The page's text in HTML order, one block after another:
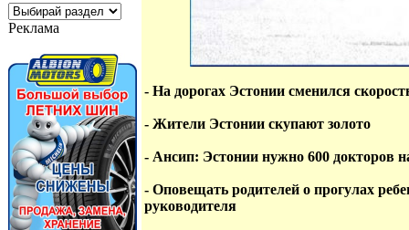
Реклама
- На дорогах Эстонии сменился
- Жители Эстонии скупают золото
- Ансип: Эстонии нужно 600 докторов
- Оповещать родителей о прогулах
руководителя